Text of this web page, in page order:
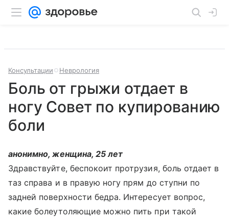
Консультации Неврология
Боль от грыжи отдает в
ногу Совет по купированию
боли
анонимно, женщина, 25 лет
Здравствуйте, беспокоит протрузия, боль отдает в
таз справа и в правую ногу прям до ступни по
задней поверхности бедра. Интересует вопрос,
какие болеутоляющие можно пить при такой